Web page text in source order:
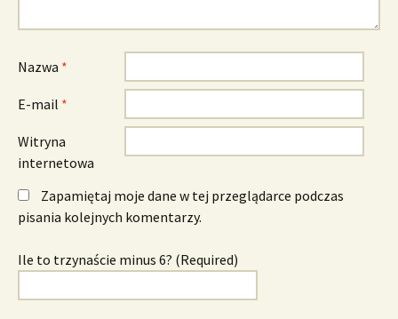
Nazwa *
E-mail *
Witryna
internetowa
Zapamiętaj moje dane w tej przeglądarce podczas
pisania kolejnych komentarzy.
Ile to trzynaście minus 6? (Required)